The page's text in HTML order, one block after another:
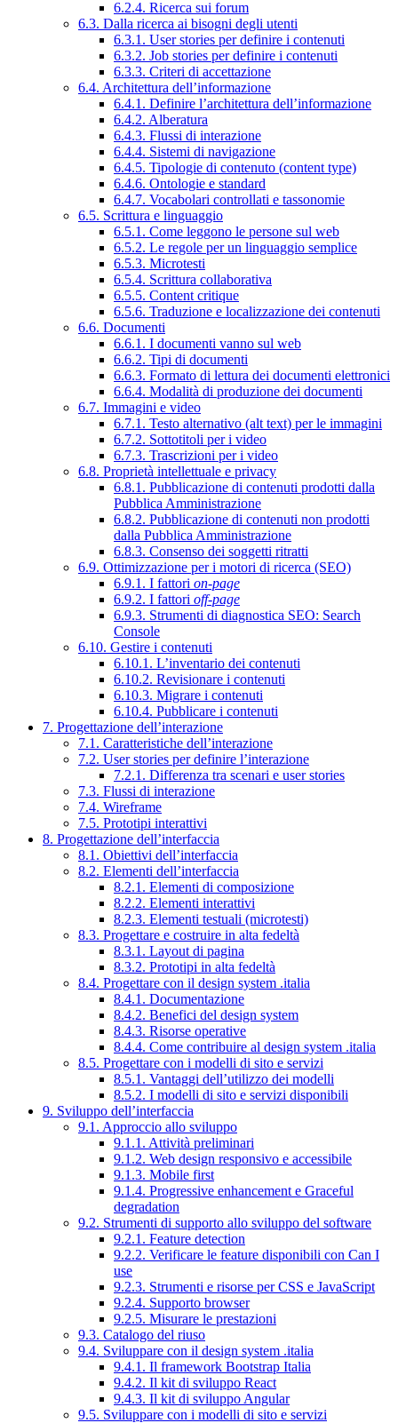
6.2.4. Ricerca sui forum
6.3. Dalla ricerca ai bisogni degli utenti
6.3.1. User stories per definire i contenuti
6.3.2. Job stories per definire i contenuti
6.3.3. Criteri di accettazione
6.4. Architettura dell’informazione
6.4.1. Definire l’architettura dell’informazione
6.4.2. Alberatura
6.4.3. Flussi di interazione
6.4.4. Sistemi di navigazione
6.4.5. Tipologie di contenuto (content type)
6.4.6. Ontologie e standard
6.4.7. Vocabolari controllati e tassonomie
6.5. Scrittura e linguaggio
6.5.1. Come leggono le persone sul web
6.5.2. Le regole per un linguaggio semplice
6.5.3. Microtesti
6.5.4. Scrittura collaborativa
6.5.5. Content critique
6.5.6. Traduzione e localizzazione dei contenuti
6.6. Documenti
6.6.1. I documenti vanno sul web
6.6.2. Tipi di documenti
6.6.3. Formato di lettura dei documenti elettronici
6.6.4. Modalità di produzione dei documenti
6.7. Immagini e video
6.7.1. Testo alternativo (alt text) per le immagini
6.7.2. Sottotitoli per i video
6.7.3. Trascrizioni per i video
6.8. Proprietà intellettuale e privacy
6.8.1. Pubblicazione di contenuti prodotti dalla
Pubblica Amministrazione
6.8.2. Pubblicazione di contenuti non prodotti
dalla Pubblica Amministrazione
6.8.3. Consenso dei soggetti ritratti
6.9. Ottimizzazione per i motori di ricerca (SEO)
6.9.1. I fattori on-page
6.9.2. I fattori off-page
6.9.3. Strumenti di diagnostica SEO: Search
Console
6.10. Gestire i contenuti
6.10.1. L’inventario dei contenuti
6.10.2. Revisionare i contenuti
6.10.3. Migrare i contenuti
6.10.4. Pubblicare i contenuti
7. Progettazione dell’interazione
7.1. Caratteristiche dell’interazione
7.2. User stories per definire l’interazione
7.2.1. Differenza tra scenari e user stories
7.3. Flussi di interazione
7.4. Wireframe
7.5. Prototipi interattivi
8. Progettazione dell’interfaccia
8.1. Obiettivi dell’interfaccia
8.2. Elementi dell’interfaccia
8.2.1. Elementi di composizione
8.2.2. Elementi interattivi
8.2.3. Elementi testuali (microtesti)
8.3. Progettare e costruire in alta fedeltà
8.3.1. Layout di pagina
8.3.2. Prototipi in alta fedeltà
8.4. Progettare con il design system .italia
8.4.1. Documentazione
8.4.2. Benefici del design system
8.4.3. Risorse operative
8.4.4. Come contribuire al design system .italia
8.5. Progettare con i modelli di sito e servizi
8.5.1. Vantaggi dell’utilizzo dei modelli
8.5.2. I modelli di sito e servizi disponibili
9. Sviluppo dell’interfaccia
9.1. Approccio allo sviluppo
9.1.1. Attività preliminari
9.1.2. Web design responsivo e accessibile
9.1.3. Mobile first
9.1.4. Progressive enhancement e Graceful
degradation
9.2. Strumenti di supporto allo sviluppo del software
9.2.1. Feature detection
9.2.2. Verificare le feature disponibili con Can I
use
9.2.3. Strumenti e risorse per CSS e JavaScript
9.2.4. Supporto browser
9.2.5. Misurare le prestazioni
9.3. Catalogo del riuso
9.4. Sviluppare con il design system .italia
9.4.1. Il framework Bootstrap Italia
9.4.2. Il kit di sviluppo React
9.4.3. Il kit di sviluppo Angular
9.5. Sviluppare con i modelli di sito e servizi